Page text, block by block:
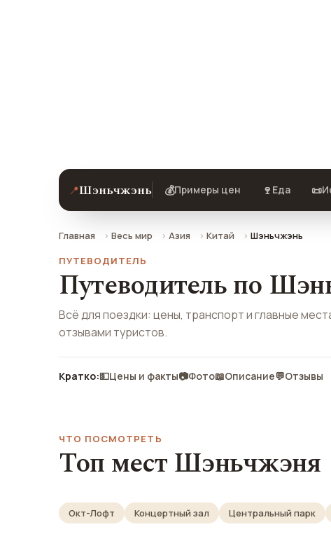
📍Шэньчжэнь 💰Примеры цен 🍷 Еда 📜
Главная Весь мир Азия Китай
Шэньчжэнь
ПУТЕВОДИТЕЛЬ
Путеводитель по
Всё для поездки: цены, транспорт и главные
отзывами туристов.
Кратко:💵Цены и факты📷Фото📖Описание💬Отзывы
ЧТО ПОСМОТРЕТЬ
Топ мест Шэньчжэня
Окт-Лофт Концертный зал Центральный парк